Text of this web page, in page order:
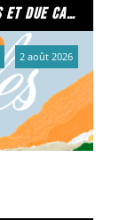
chapitre 1 : des lacs, des montagnes et due caffe per favore
2 août 2026